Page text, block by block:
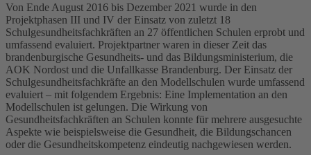
Von Ende August 2016 bis Dezember 2021 wurde in den
Projektphasen III und IV der Einsatz von zuletzt 18
Schulgesundheitsfachkräften an 27 öffentlichen Schulen erprobt und
umfassend evaluiert. Projektpartner waren in dieser Zeit das
brandenburgische Gesundheits- und das Bildungsministerium, die
AOK Nordost und die Unfallkasse Brandenburg. Der Einsatz der
Schulgesundheitsfachkräfte an den Modellschulen wurde umfassend
evaluiert – mit folgendem Ergebnis: Eine Implementation an den
Modellschulen ist gelungen. Die Wirkung von
Gesundheitsfachkräften an Schulen konnte für mehrere ausgesuchte
Aspekte wie beispielsweise die Gesundheit, die Bildungschancen
oder die Gesundheitskompetenz eindeutig nachgewiesen werden.